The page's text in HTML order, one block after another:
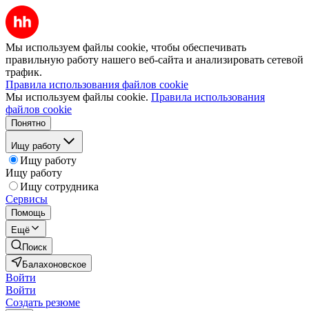
Мы используем файлы cookie, чтобы обеспечивать
правильную работу нашего веб-сайта и анализировать сетевой
трафик.
Правила использования файлов cookie
Мы используем файлы cookie. Правила использования
файлов cookie
Понятно
Ищу работу
Ищу работу
Ищу работу
Ищу сотрудника
Сервисы
Помощь
Ещё
Поиск
Балахоновское
Войти
Войти
Создать резюме